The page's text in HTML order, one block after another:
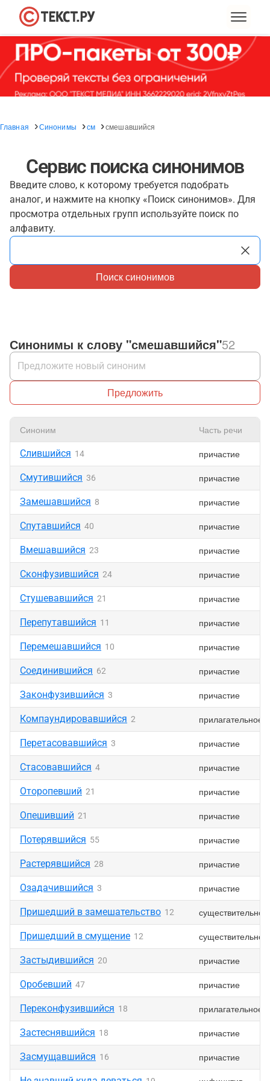
Главная Синонимы см смешавшийся
Сервис поиска синонимов
Введите слово, к которому требуется подобрать
аналог, и нажмите на кнопку «Поиск синонимов». Для
просмотра отдельных групп используйте поиск по
алфавиту.
Поиск синонимов
Синонимы к слову "смешавшийся"52
Предложить
Синоним Часть речи
Слившийся 14 причастие
Смутившийся 36 причастие
Замешавшийся 8 причастие
Спутавшийся 40 причастие
Вмешавшийся 23 причастие
Сконфузившийся 24 причастие
Стушевавшийся 21 причастие
Перепутавшийся 11 причастие
Перемешавшийся 10 причастие
Соединившийся 62 причастие
Законфузившийся 3 причастие
Компаундировавшийся 2 прилагательное
Перетасовавшийся 3 причастие
Стасовавшийся 4 причастие
Оторопевший 21 причастие
Опешивший 21 причастие
Потерявшийся 55 причастие
Растерявшийся 28 причастие
Озадачившийся 3 причастие
Пришедший в замешательство 12 существительное
Пришедший в смущение 12 существительное
Застыдившийся 20 причастие
Оробевший 47 причастие
Переконфузившийся 18 прилагательное
Застеснявшийся 18 причастие
Засмущавшийся 16 причастие